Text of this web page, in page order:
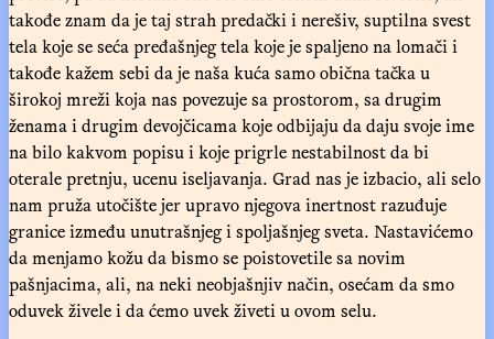
takođe znam da je taj strah predački i nerešiv, suptilna svest
tela koje se seća pređašnjeg tela koje je spaljeno na lomači i
takođe kažem sebi da je naša kuća samo obična tačka u
širokoj mreži koja nas povezuje sa prostorom, sa drugim
ženama i drugim devojčicama koje odbijaju da daju svoje ime
na bilo kakvom popisu i koje prigrle nestabilnost da bi
oterale pretnju, ucenu iseljavanja. Grad nas je izbacio, ali selo
nam pruža utočište jer upravo njegova inertnost razuđuje
granice između unutrašnjeg i spoljašnjeg sveta. Nastavićemo
da menjamo kožu da bismo se poistovetile sa novim
pašnjacima, ali, na neki neobjašnjiv način, osećam da smo
oduvek živele i da ćemo uvek živeti u ovom selu.